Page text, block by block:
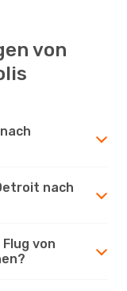
von
nach
von